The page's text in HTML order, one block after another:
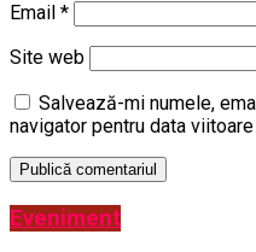
Email *
Site web
Salvează-mi numele,
navigator pentru data
Eveniment